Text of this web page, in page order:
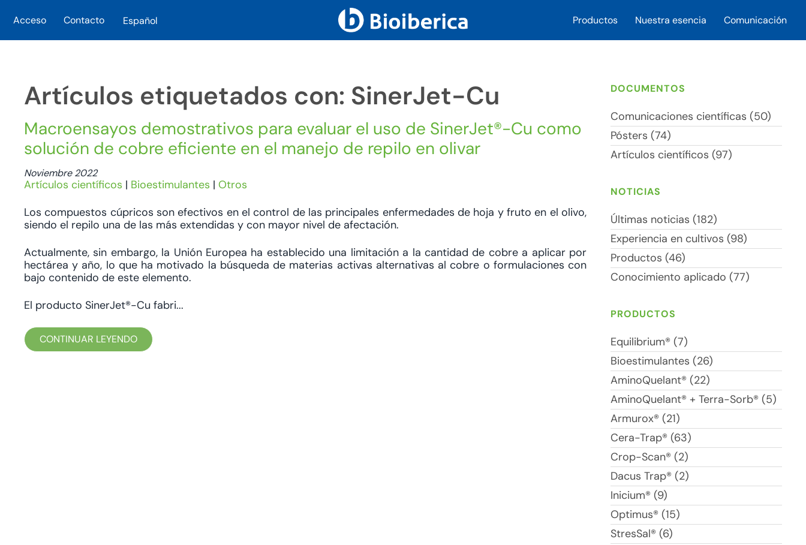
Acceso Contacto Español Productos Nuestra esencia Comunicación
Artículos etiquetados con: SinerJet-Cu
Macroensayos demostrativos para evaluar el uso de SinerJet®-Cu como
solución de cobre eficiente en el manejo de repilo en olivar
Noviembre 2022
Artículos científicos | Bioestimulantes | Otros
Los compuestos cúpricos son efectivos en el control de las principales enfermedades de hoja y fruto en el olivo,
siendo el repilo una de las más extendidas y con mayor nivel de afectación.
Actualmente, sin embargo, la Unión Europea ha establecido una limitación a la cantidad de cobre a aplicar por
hectárea y año, lo que ha motivado la búsqueda de materias activas alternativas al cobre o formulaciones con
bajo contenido de este elemento.
El producto SinerJet®-Cu fabri...
CONTINUAR LEYENDO
DOCUMENTOS
Comunicaciones científicas (50)
Pósters (74)
Artículos científicos (97)
NOTICIAS
Últimas noticias (182)
Experiencia en cultivos (98)
Productos (46)
Conocimiento aplicado (77)
PRODUCTOS
Equilibrium® (7)
Bioestimulantes (26)
AminoQuelant® (22)
AminoQuelant® + Terra-Sorb® (5)
Armurox® (21)
Cera-Trap® (63)
Crop-Scan® (2)
Dacus Trap® (2)
Inicium® (9)
Optimus® (15)
StresSal® (6)